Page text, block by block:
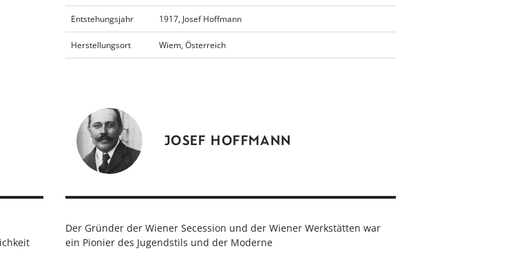
Entstehungsjahr 1917, Josef Hoffmann
Herstellungsort Wiem, Österreich
JOSEF HOFFMANN
Der Gründer der Wiener Secession und der Wiener Werkstätten war
ein Pionier des Jugendstils und der Moderne